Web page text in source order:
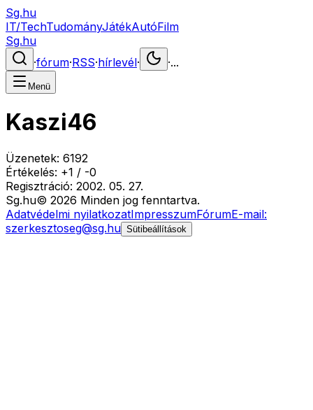
Sg.hu
IT/TechTudományJátékAutóFilm
Sg.hu
·fórum·RSS·hírlevél· ·...
Menü
Kaszi46
Üzenetek: 6192
Értékelés: +1 / -0
Regisztráció: 2002. 05. 27.
Sg.hu© 2026 Minden jog fenntartva.
Adatvédelmi nyilatkozatImpresszumFórumE-mail:
szerkesztoseg@sg.hu Sütibeállítások